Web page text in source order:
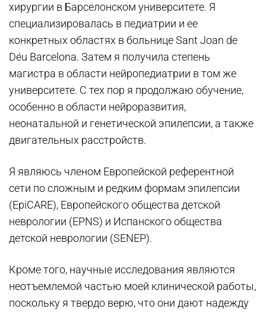
хирургии в Барселонском университете. Я
специализировалась в педиатрии и ее
конкретных областях в больнице Sant Joan de
Déu Barcelona. Затем я получила степень
магистра в области нейропедиатрии в том же
университете. С тех пор я продолжаю обучение,
особенно в области нейроразвития,
неонатальной и генетической эпилепсии, а также
двигательных расстройств.
Я являюсь членом Европейской референтной
сети по сложным и редким формам эпилепсии
(EpiCARE), Европейского общества детской
неврологии (EPNS) и Испанского общества
детской неврологии (SENEP).
Кроме того, научные исследования являются
неотъемлемой частью моей клинической работы,
поскольку я твердо верю, что они дают надежду